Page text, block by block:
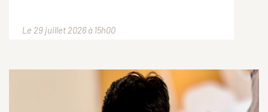
Le 29 juillet 2026 à 15h00